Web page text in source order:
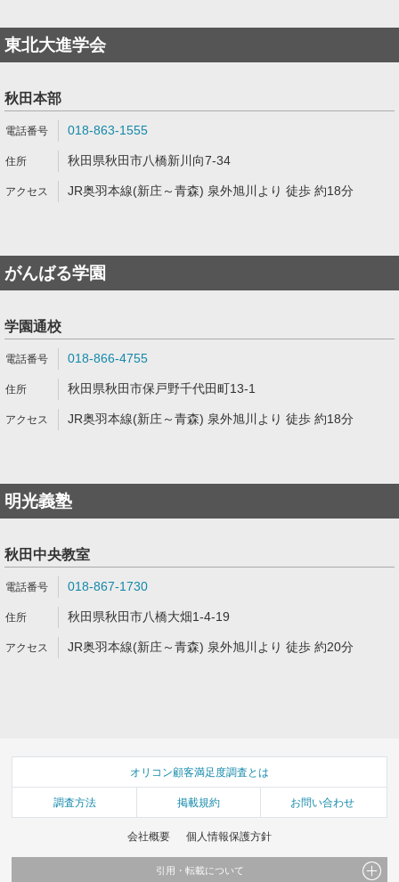
東北大進学会
秋田本部
018-863-1555
秋田県秋田市八橋新川向7-34
JR奥羽本線(新庄～青森) 泉外旭川より 徒歩 約18分
がんばる学園
学園通校
018-866-4755
秋田県秋田市保戸野千代田町13-1
JR奥羽本線(新庄～青森) 泉外旭川より 徒歩 約18分
明光義塾
秋田中央教室
018-867-1730
秋田県秋田市八橋大畑1-4-19
JR奥羽本線(新庄～青森) 泉外旭川より 徒歩 約20分
オリコン顧客満足度調査とは
調査方法 掲載規約 お問い合わせ
会社概要 個人情報保護方針
引用・転載について